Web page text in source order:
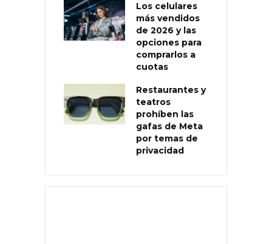
Los celulares
más vendidos
de 2026 y las
opciones para
comprarlos a
cuotas
Restaurantes y
teatros
prohíben las
gafas de Meta
por temas de
privacidad